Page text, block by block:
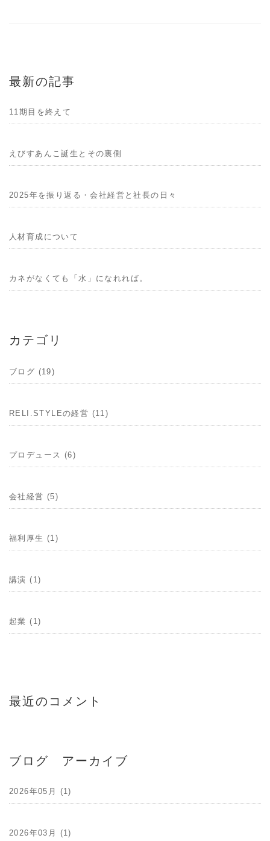
最新の記事
11期目を終えて
えびすあんこ誕生とその裏側
2025年を振り返る・会社経営と社長の日々
人材育成について
カネがなくても「水」になれれば。
カテゴリ
ブログ (19)
RELI.STYLEの経営 (11)
プロデュース (6)
会社経営 (5)
福利厚生 (1)
講演 (1)
起業 (1)
最近のコメント
ブログ アーカイブ
2026年05月 (1)
2026年03月 (1)